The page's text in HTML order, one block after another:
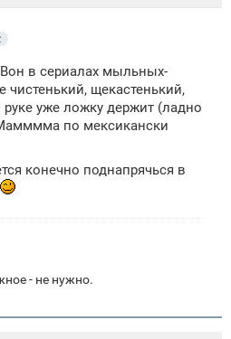
в сериалах мыльных-
чистенький, щекастенький,
уже ложку держит (ладно
по мексикански
конечно поднапрячься в
- не нужно.